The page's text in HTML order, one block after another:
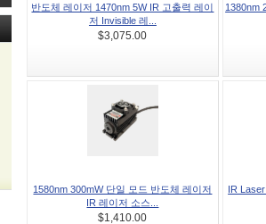
반도체 레이저 1470nm 5W IR 고출력 레이
저 Invisible 레...
$3,075.00
1380nm
1580nm 300mW 단일 모드 반도체 레이저
IR 레이저 소스...
$1,410.00
IR